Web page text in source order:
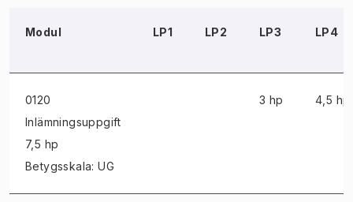
Modul LP1 LP2 LP3 LP4
0120
Inlämningsuppgift
7,5 hp
Betygsskala: UG
3 hp 4,5 hp